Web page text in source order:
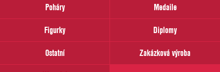
email
Poháry
Medaile
Figurky
Diplomy
Ostatní
Zakázková výroba